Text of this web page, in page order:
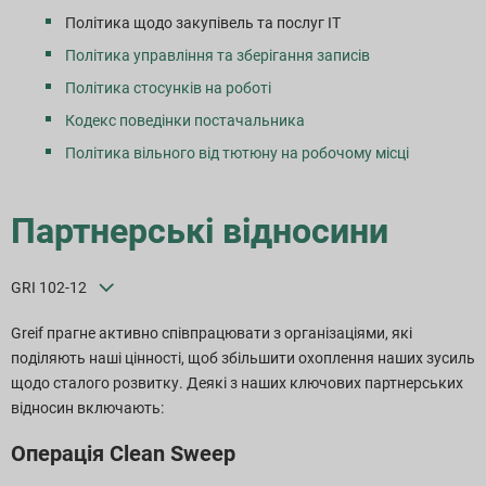
Політика щодо закупівель та послуг ІТ
Політика управління та зберігання записів
Політика стосунків на роботі
Кодекс поведінки постачальника
Політика вільного від тютюну на робочому місці
Партнерські відносини
GRI 102-12
Greif прагне активно співпрацювати з організаціями, які
поділяють наші цінності, щоб збільшити охоплення наших зусиль
щодо сталого розвитку. Деякі з наших ключових партнерських
відносин включають:
Операція Clean Sweep